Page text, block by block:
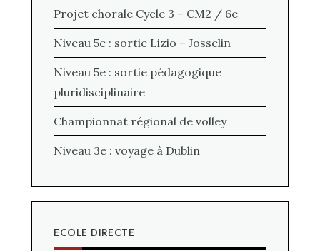
Projet chorale Cycle 3 – CM2 / 6e
Niveau 5e : sortie Lizio – Josselin
Niveau 5e : sortie pédagogique
pluridisciplinaire
Championnat régional de volley
Niveau 3e : voyage à Dublin
ECOLE DIRECTE